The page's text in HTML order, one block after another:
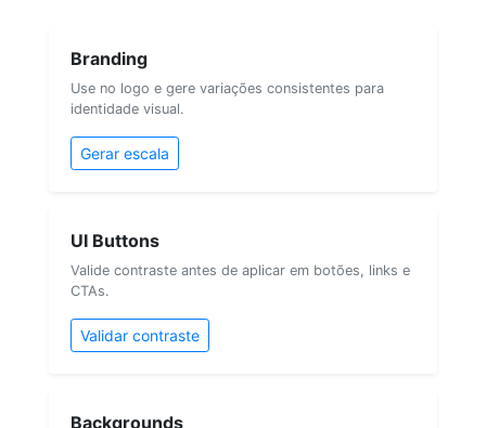
Branding
Use no logo e gere variações consistentes para
identidade visual.
Gerar escala
UI Buttons
Valide contraste antes de aplicar em botões, links e
CTAs.
Validar contraste
Backgrounds